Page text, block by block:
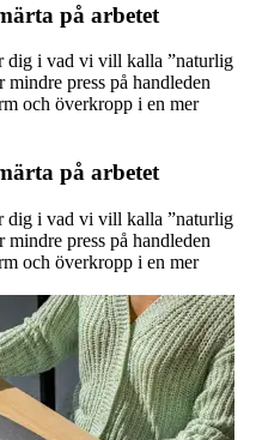
på arbetet
dig i vad vi vill kalla ”naturlig
mindre press på handleden
och överkropp i en mer
på arbetet
dig i vad vi vill kalla ”naturlig
press på handleden
och överkropp i en mer